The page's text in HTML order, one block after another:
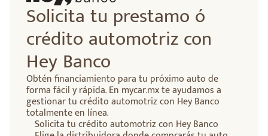
Solicita tu prestamo ó
crédito automotriz con
Hey Banco
Obtén financiamiento para tu próximo auto de
forma fácil y rápida. En mycar.mx te ayudamos a
gestionar tu crédito automotriz con Hey Banco
totalmente en línea.
Solicita tu crédito automotriz con Hey Banco